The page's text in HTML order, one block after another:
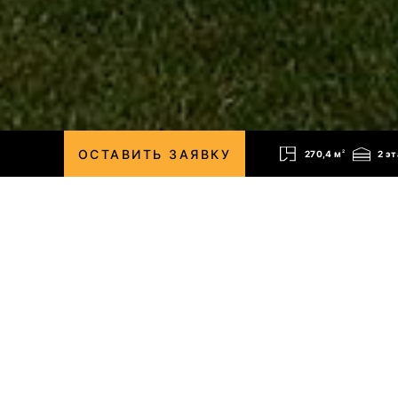
ОСТАВИТЬ ЗАЯВКУ 270,4 м2 2